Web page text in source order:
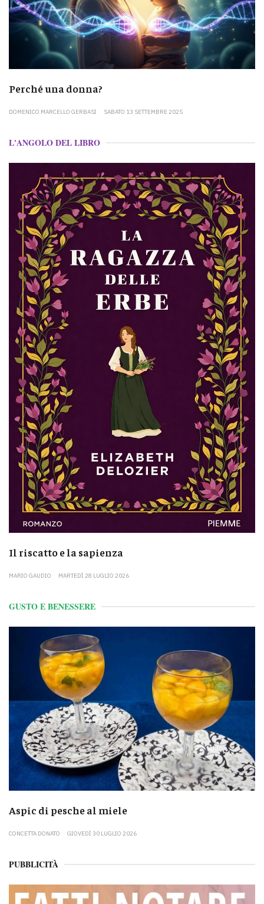
Perché una donna?
DOMENICO MARCELLO GERBASI SABATO 13 SETTEMBRE 2025
L'ANGOLO DEL LIBRO
Il riscatto e la sapienza
MARIO GAUDIO MARTEDÌ 28 LUGLIO 2026
GUSTO E BENESSERE
Aspic di pesche al miele
CONCETTA DONATO GIOVEDÌ 30 LUGLIO 2026
PUBBLICITÀ